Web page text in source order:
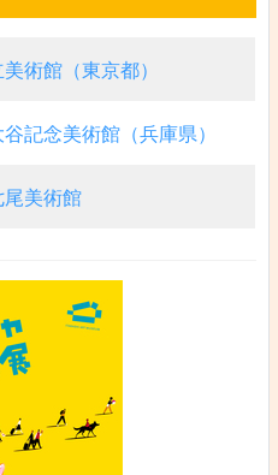
術館（東京都）
記念美術館（兵庫県）
美術館